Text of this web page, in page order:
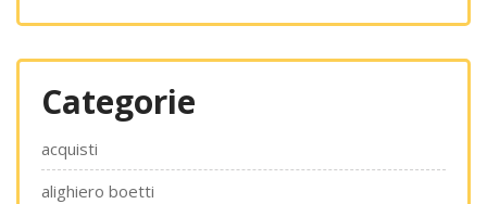
Categorie
acquisti
alighiero boetti